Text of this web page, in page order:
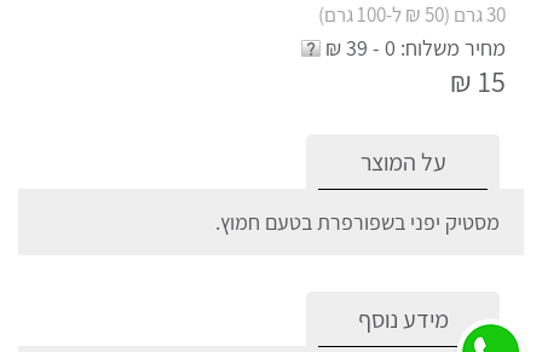
30 גרם (50 ₪ ל-100 גרם)
מחיר משלוח: 0 - 39 ₪
15 ₪
על המוצר
מסטיק יפני בשפורפרת בטעם חמוץ.
מידע נוסף